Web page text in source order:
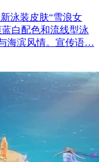
泳装皮肤“雪浪女
白配色和流线型泳
海滨风情。宣传语…